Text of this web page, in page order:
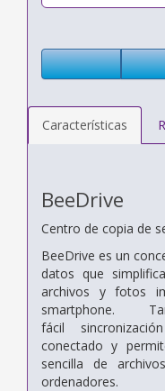
Características
BeeDrive
Centro de copia de
BeeDrive es un
datos que
archivos y fotos
smartphone.
fácil
conectado y
sencilla de
ordenadores.